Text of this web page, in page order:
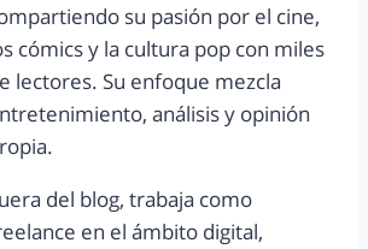
su pasión por el cine,
cómics y la cultura pop con miles
lectores. Su enfoque mezcla
análisis y opinión
del blog, trabaja como
en el ámbito digital,